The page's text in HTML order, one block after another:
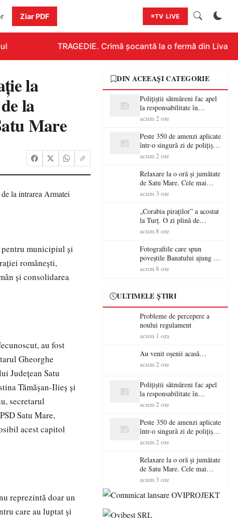
Ziar PDF TV LIVE
TRAGEDIE. Crimă șocantă la o fermă din
la
la
Mare
municipiul și
românești,
și consolidarea
au fost
Gheorghe
Județean Satu
Tămășan-Ilieș și
secretarul
Satu Mare,
acest capitol
reprezintă doar un
care au luptat și
DIN ACEEAȘI CATEGORIE
Polițiștii sătmăreni fac apel
la responsabilitate în
trafic…
acum 2 ore
Peste 350 de amenzi aplicate
într-o singură zi de polițiștii
sătmăreni
acum 2 ore
Relaxare la o oră și jumătate
de Satu Mare. Cele mai
spectaculoase piscine
Maramureș, ideale pentru o
escapadă de vară
acum 3 ore
„Corabia piraților” a acostat
la Turț. O zi plină de
aventură și lecții despre
tabăra de vară
acum 8 ore
Fotografiile care spun
poveștile Banatului ajung la
Muzeul de Artă Satu Mare
acum 8 ore
ULTIMELE ȘTIRI
Probleme de percepere a
noului regulament
acum 1 ora
Au venit oșenii acasă…
acum 2 ore
Polițiștii sătmăreni fac apel
la responsabilitate în
trafic…
acum 2 ore
Peste 350 de amenzi aplicate
într-o singură zi de polițiștii
sătmăreni
acum 2 ore
Relaxare la o oră și jumătate
de Satu Mare. Cele mai
spectaculoase piscine
Maramureș, ideale pentru o
acum 3 ore